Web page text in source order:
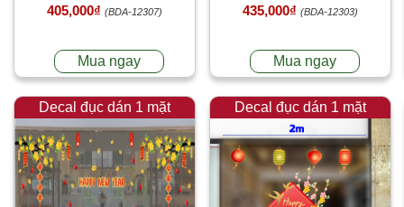
405,000₫ (BDA-12307)
Mua ngay
435,000₫ (BDA-12303)
Mua ngay
Decal đục dán 1 mặt Decal đục dán 1 mặt